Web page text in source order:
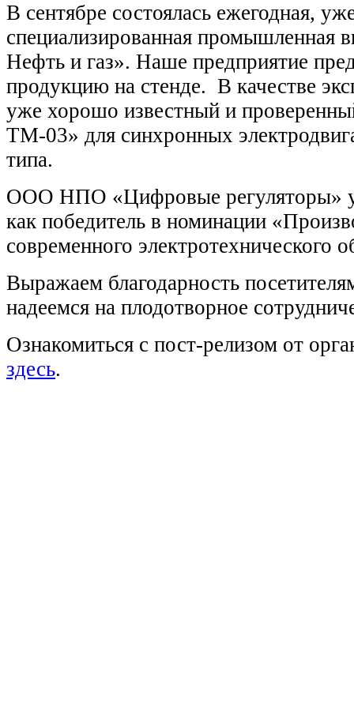
В сентябре состоялась ежегодная,
специализированная промышленная
Нефть и газ». Наше предприятие
продукцию на стенде. В качестве
уже хорошо известный и
ТМ-03» для синхронных
типа.
ООО НПО «Цифровые регуляторы»
как победитель в номинации
современного электротехнического
Выражаем благодарность
надеемся на плодотворное
Ознакомиться с пост-релизом от
здесь.